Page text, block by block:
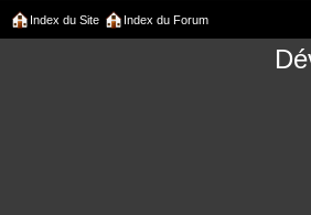
Index du Site Index du Forum